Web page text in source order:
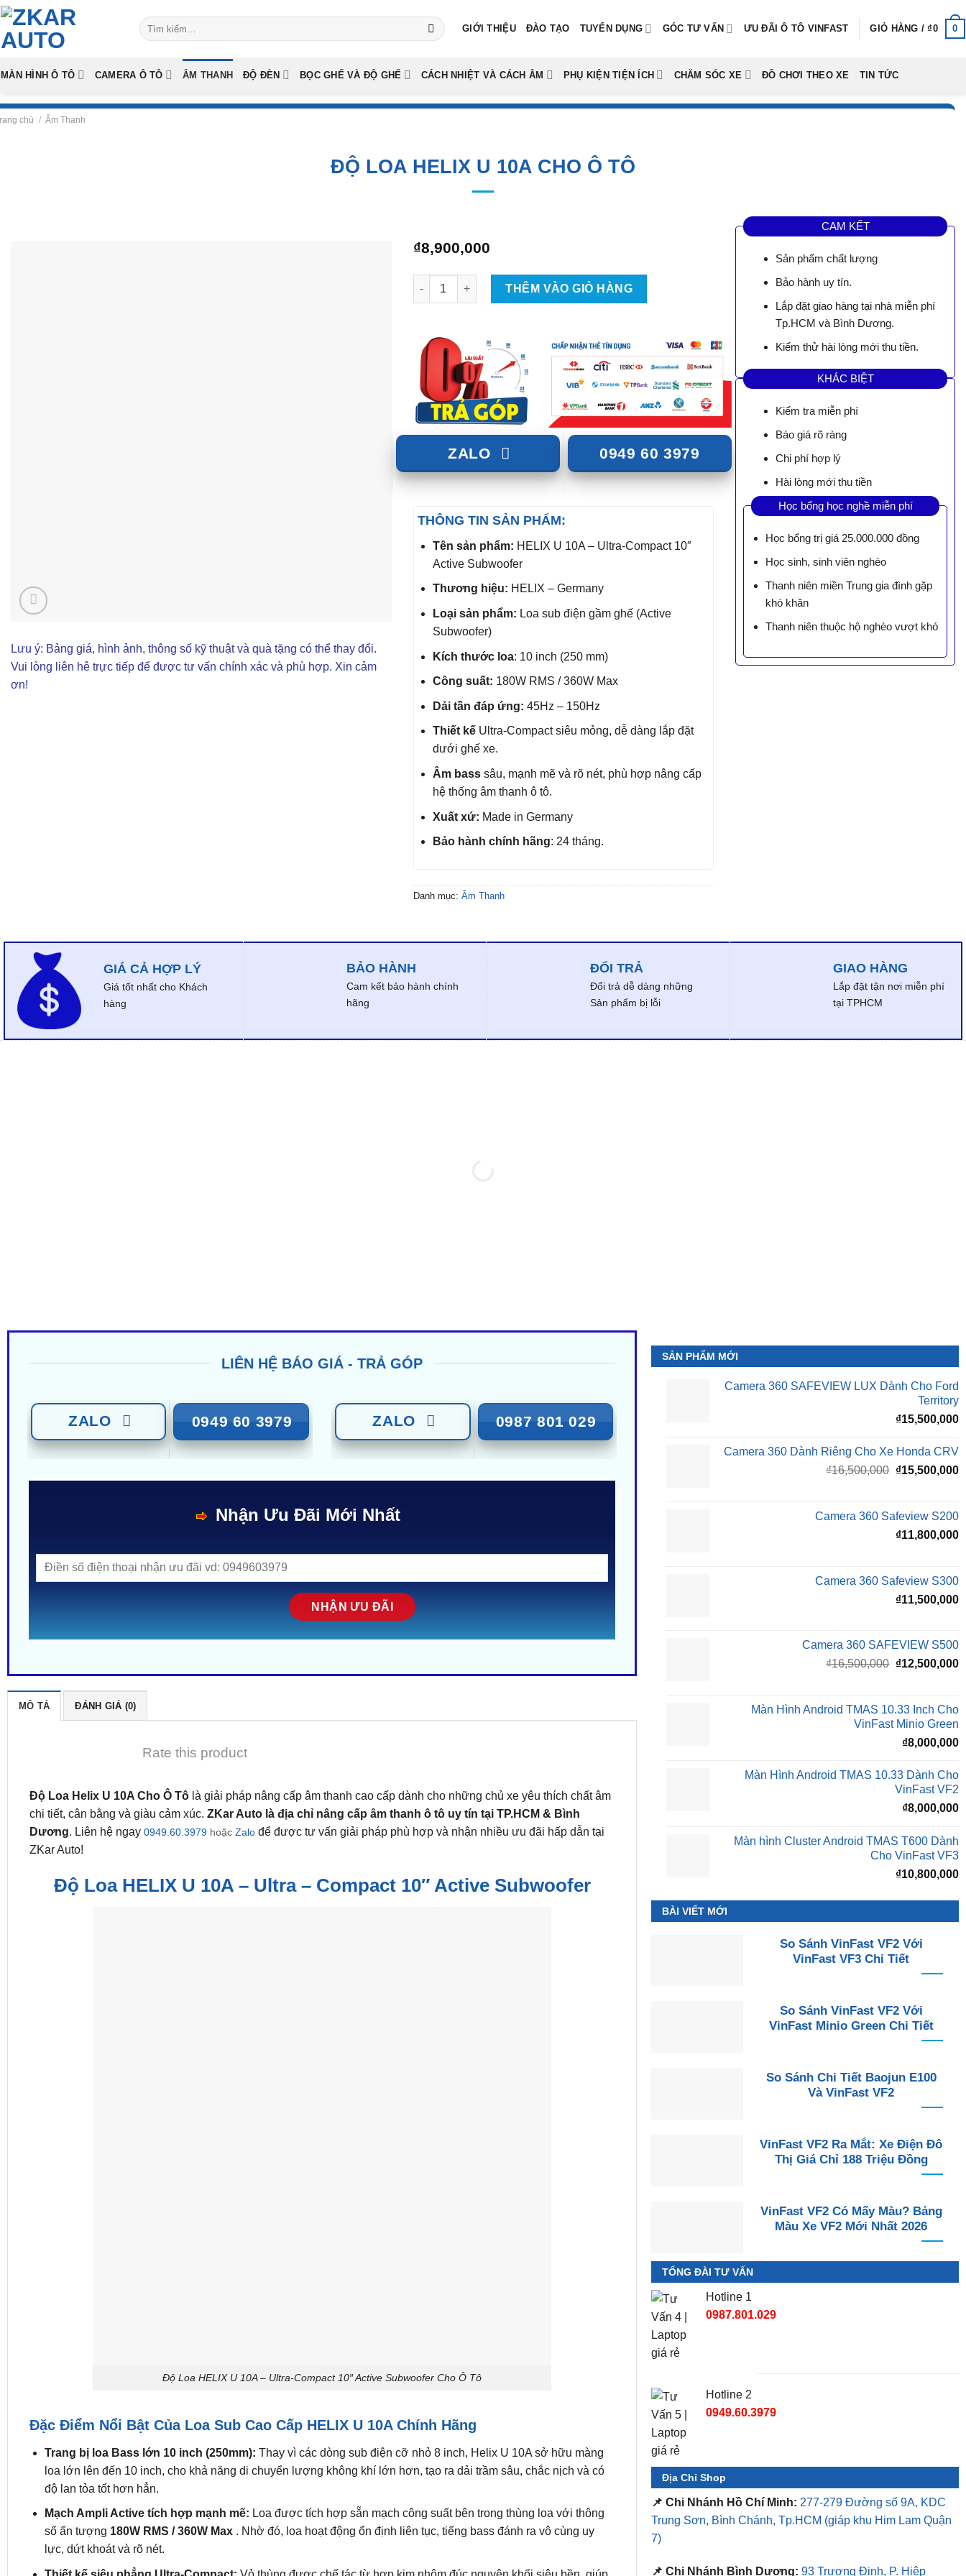
Skip
content
Tìm
kiếm:
GIỚI THIỆU ĐÀO TẠO TUYỂN DỤNG GÓC TƯ VẤN ƯU ĐÃI Ô TÔ VINFAST GIỎ HÀNG /₫0 0
MÀN HÌNH Ô TÔ CAMERA Ô TÔ ÂM THANH ĐỘ ĐÈN BỌC GHẾ VÀ ĐỘ GHẾ CÁCH NHIỆT VÀ CÁCH ÂM PHỤ KIỆN TIỆN ÍCH CHĂM SÓC XE ĐỒ CHƠI THEO XE TIN TỨC
chủ / Âm Thanh
ĐỘ LOA HELIX U 10A CHO Ô TÔ
Lưu ý: Bảng giá, hình ảnh, thông số kỹ thuật và quà tặng có thể thay đổi.
Vui lòng liên hê trực tiếp để được tư vấn chính xác và phù hợp. Xin cảm
ơn!
₫8,900,000
Độ Loa HELIX U 10A Cho Ô Tô số lượng
THÊM VÀO GIỎ HÀNG
ZALO 0949 60 3979
THÔNG TIN SẢN PHẨM:
Tên sản phẩm: HELIX U 10A – Ultra-Compact 10″
Active Subwoofer
Thương hiệu: HELIX – Germany
Loại sản phẩm: Loa sub điện gầm ghế (Active
Subwoofer)
Kích thước loa: 10 inch (250 mm)
Công suất: 180W RMS / 360W Max
Dải tần đáp ứng: 45Hz – 150Hz
Thiết kếUltra-Compact siêu mỏng, dễ dàng lắp đặt
dưới ghế xe.
Âm basssâu, mạnh mẽ và rõ nét, phù hợp nâng cấp
hệ thống âm thanh ô tô.
Xuất xứ: Made in Germany
Bảo hành chính hãng: 24 tháng.
Danh mục: Âm Thanh
CAM KẾT
Sản phẩm chất lượng
Bảo hành uy tín.
Lắp đặt giao hàng tại nhà miễn phí
Tp.HCM và Bình Dương.
Kiểm thử hài lòng mới thu tiền.
KHÁC BIỆT
Kiểm tra miễn phí
Báo giá rõ ràng
Chi phí hợp lý
Hài lòng mới thu tiền
Học bổng học nghề miễn phí
Học bổng trị giá 25.000.000 đồng
Học sinh, sinh viên nghèo
Thanh niên miền Trung gia đình gặp
khó khăn
Thanh niên thuộc hộ nghèo vượt khó
GIÁ CẢ HỢP LÝ
Giá tốt nhất cho Khách
hàng
BẢO HÀNH
Cam kết bảo hành chính
hãng
ĐỔI TRẢ
Đổi trả dễ dàng những
Sản phẩm bị lỗi
GIAO HÀNG
Lắp đặt tận nơi miễn phí
tại TPHCM
LIÊN HỆ BÁO GIÁ - TRẢ GÓP
ZALO 0949 60 3979 ZALO 0987 801 029
Nhận Ưu Đãi Mới Nhất
MÔ TẢ ĐÁNH GIÁ (0)
Rate this product
Độ Loa Helix U 10A Cho Ô Tô là giải pháp nâng cấp âm thanh cao cấp dành cho những chủ xe yêu thích chất âm
chi tiết, cân bằng và giàu cảm xúc. ZKar Auto là địa chỉ nâng cấp âm thanh ô tô uy tín tại TP.HCM & Bình
Dương. Liên hệ ngay 0949.60.3979hoặc Zalođể được tư vấn giải pháp phù hợp và nhận nhiều ưu đãi hấp dẫn tại
ZKar Auto!
Độ Loa HELIX U 10A – Ultra – Compact 10″ Active Subwoofer
Độ Loa HELIX U 10A – Ultra-Compact 10″ Active Subwoofer Cho Ô Tô
Đặc Điểm Nổi Bật Của Loa Sub Cao Cấp HELIX U 10A Chính Hãng
Trang bị loa Bass lớn 10 inch (250mm): Thay vì các dòng sub điện cỡ nhỏ 8 inch, Helix U 10A sở hữu màng
loa lớn lên đến 10 inch, cho khả năng di chuyển lượng không khí lớn hơn, tạo ra dải trầm sâu, chắc nịch và có
độ lan tỏa tốt hơn hẳn.
Mạch Ampli Active tích hợp mạnh mẽ: Loa được tích hợp sẵn mạch công suất bên trong thùng loa với thông
số ấn tượng 180W RMS / 360W Max . Nhờ đó, loa hoạt động ổn định liên tục, tiếng bass đánh ra vô cùng uy
lực, dứt khoát và rõ nét.
SẢN PHẨM MỚI
Camera 360 SAFEVIEW LUX Dành Cho Ford
Territory
₫15,500,000
Camera 360 Dành Riêng Cho Xe Honda CRV
₫16,500,000 Giá
₫16,500,000.
₫15,500,000
Camera 360 Safeview S200
₫11,800,000
Camera 360 Safeview S300
₫11,500,000
Camera 360 SAFEVIEW S500
₫16,500,000 Giá
₫16,500,000.
₫12,500,000
Màn Hình Android TMAS 10.33 Inch Cho
VinFast Minio Green
₫8,000,000
Màn Hình Android TMAS 10.33 Dành Cho
VinFast VF2
₫8,000,000
Màn hình Cluster Android TMAS T600 Dành
Cho VinFast VF3
₫10,800,000
BÀI VIẾT MỚI
So Sánh VinFast VF2 Với
VinFast VF3 Chi Tiết
So Sánh VinFast VF2 Với
VinFast Minio Green Chi Tiết
So Sánh Chi Tiết Baojun E100
Và VinFast VF2
VinFast VF2 Ra Mắt: Xe Điện Đô
Thị Giá Chỉ 188 Triệu Đồng
VinFast VF2 Có Mấy Màu? Bảng
Màu Xe VF2 Mới Nhất 2026
TỔNG ĐÀI TƯ VẤN
Hotline 1
0987.801.029
Hotline 2
0949.60.3979
Địa Chỉ Shop
📌 Chi Nhánh Hồ Chí Minh: 277-279 Đường số 9A, KDC
Trung Sơn, Bình Chánh, Tp.HCM (giáp khu Him Lam Quận
7)
📌 Chi Nhánh Bình Dương: 93 Trương Định, P. Hiệp